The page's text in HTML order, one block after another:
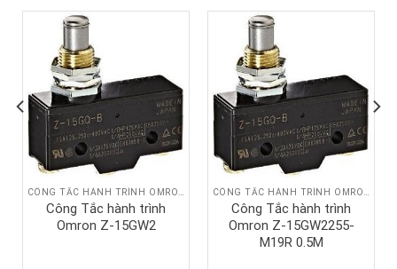
Công Tắc hành trình
Omron Z-15GW2
Công Tắc hành trình
Omron Z-15GW2255-
M19R 0.5M